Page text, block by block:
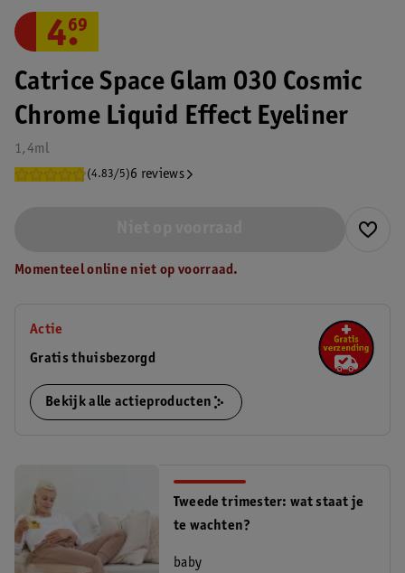
Catrice Space Glam 030 Cosmic
Chrome Liquid Effect Eyeliner
1,4ml
(4.83/5)6 reviews
4.
69
Momenteel online niet op voorraad.
Actie
Gratis thuisbezorgd
Bekijk alle actieproducten
Tweede trimester: wat staat je
te wachten?
baby